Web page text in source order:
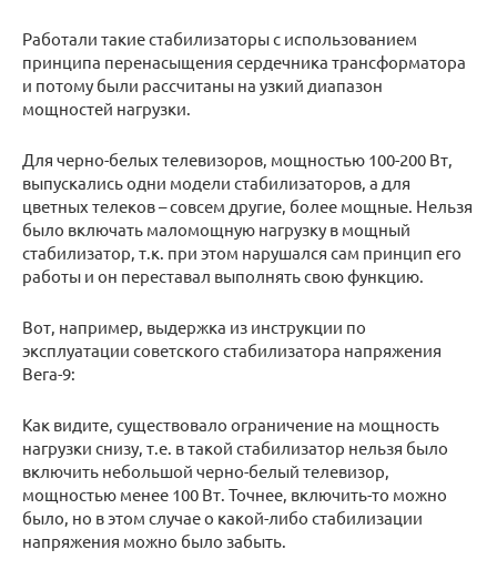
Работали такие стабилизаторы с использованием
принципа перенасыщения сердечника трансформатора
и потому были рассчитаны на узкий диапазон
мощностей нагрузки.
Для черно-белых телевизоров, мощностью 100-200 Вт,
выпускались одни модели стабилизаторов, а для
цветных телеков – совсем другие, более мощные. Нельзя
было включать маломощную нагрузку в мощный
стабилизатор, т.к. при этом нарушался сам принцип его
работы и он переставал выполнять свою функцию.
Вот, например, выдержка из инструкции по
эксплуатации советского стабилизатора напряжения
Вега-9:
Как видите, существовало ограничение на мощность
нагрузки снизу, т.е. в такой стабилизатор нельзя было
включить небольшой черно-белый телевизор,
мощностью менее 100 Вт. Точнее, включить-то можно
было, но в этом случае о какой-либо стабилизации
напряжения можно было забыть.